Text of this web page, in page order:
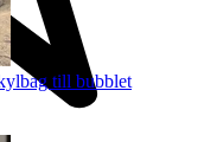
till bubblet